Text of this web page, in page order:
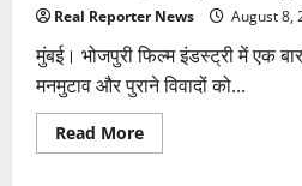
Real Reporter News August 8,
मुंबई। भोजपुरी फिल्म इंडस्ट्री में एक
मनमुटाव और पुराने विवादों को...
Read MoreRead
more